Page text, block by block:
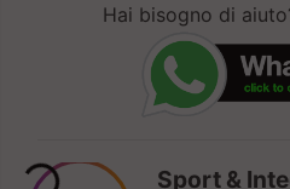
Hai bisogno di